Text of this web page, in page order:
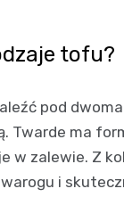
tofu?
pod
Twarde ma
w zalewie. Z
i